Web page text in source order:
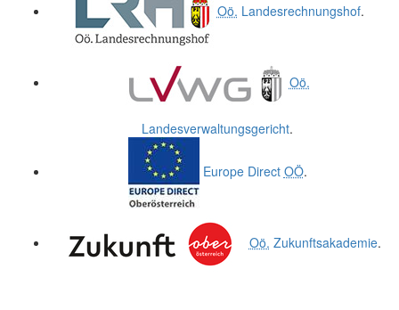
Oö. Landesrechnungshof.
Oö.
Landesverwaltungsgericht.
Europe Direct OÖ.
Oö. Zukunftsakademie.